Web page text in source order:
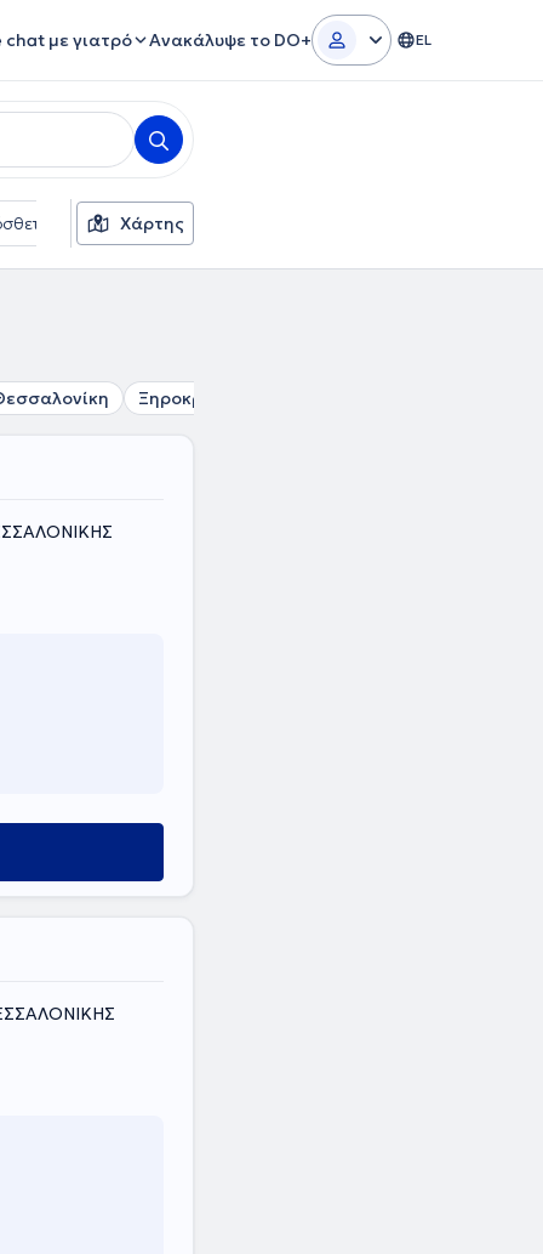
chat με γιατρό Ανακάλυψε το DO+ EL
φίλτρα Γλώσσες
Χάρτης
Ξηροκρήνη